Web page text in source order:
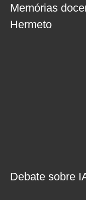
Memórias
Hermeto
Debate sobre